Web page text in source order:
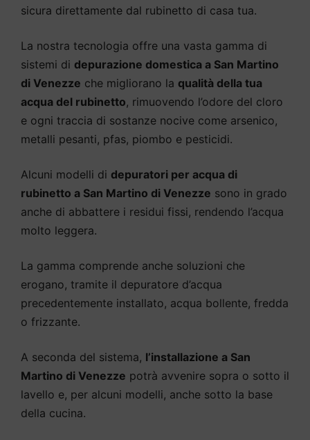
sicura direttamente dal rubinetto di casa tua.
La nostra tecnologia offre una vasta gamma di
sistemi di depurazione domestica a San Martino
di Venezze che migliorano la qualità della tua
acqua del rubinetto, rimuovendo l’odore del cloro
e ogni traccia di sostanze nocive come arsenico,
metalli pesanti, pfas, piombo e pesticidi.
Alcuni modelli di depuratori per acqua di
rubinetto a San Martino di Venezze sono in grado
anche di abbattere i residui fissi, rendendo l’acqua
molto leggera.
La gamma comprende anche soluzioni che
erogano, tramite il depuratore d’acqua
precedentemente installato, acqua bollente, fredda
o frizzante.
A seconda del sistema, l’installazione a San
Martino di Venezze potrà avvenire sopra o sotto il
lavello e, per alcuni modelli, anche sotto la base
della cucina.